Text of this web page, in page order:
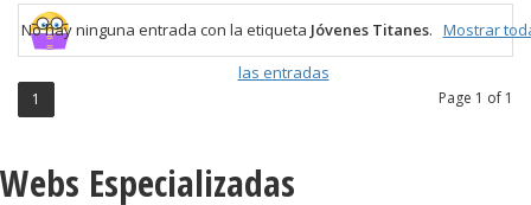
No hay ninguna entrada con la etiqueta Jóvenes Titanes. Mostrar
las entradas
Page 1 of 1
1
Webs Especializadas